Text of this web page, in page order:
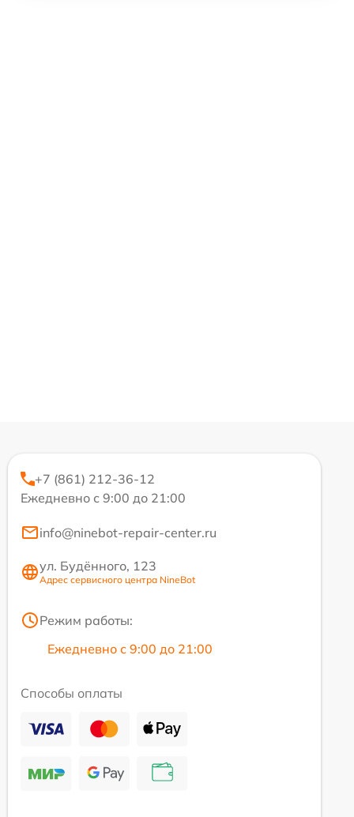
+7 (861) 212-36-12
Ежедневно с 9:00 до 21:00
info@ninebot-repair-center.ru
ул. Будённого, 123
Адрес сервисного центра NineBot
Режим работы:
Ежедневно с 9:00 до 21:00
Способы оплаты